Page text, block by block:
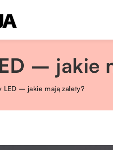
– jakie
LED – jakie mają zalety?